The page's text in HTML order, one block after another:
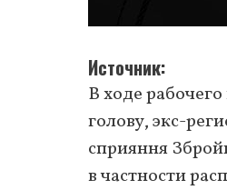
Источник
В ходе
голову, экс-
сприяння
в частности